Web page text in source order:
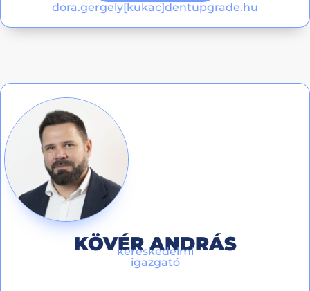
dora.gergely[kukac]dentupgrade.hu
KÖVÉR ANDRÁS
kereskedelmi
igazgató